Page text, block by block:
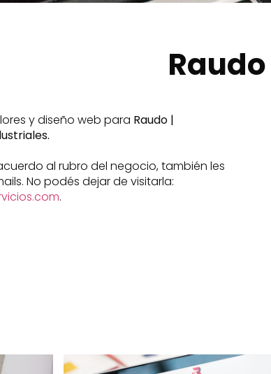
Raudo
y diseño web para Raudo |
al rubro del negocio, también les
No podés dejar de visitarla:
.